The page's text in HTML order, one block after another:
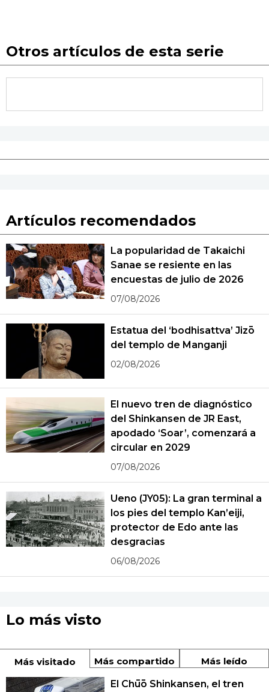
Otros artículos de esta serie
Artículos recomendados
La popularidad de Takaichi
Sanae se resiente en las
encuestas de julio de 2026
07/08/2026
Estatua del ‘bodhisattva’ Jizō
del templo de Manganji
02/08/2026
El nuevo tren de diagnóstico
del Shinkansen de JR East,
apodado ‘Soar’, comenzará a
circular en 2029
07/08/2026
Ueno (JY05): La gran terminal a
los pies del templo Kan’eiji,
protector de Edo ante las
desgracias
06/08/2026
Lo más visto
Más visitado Más compartido Más leído
El Chūō Shinkansen, el tren